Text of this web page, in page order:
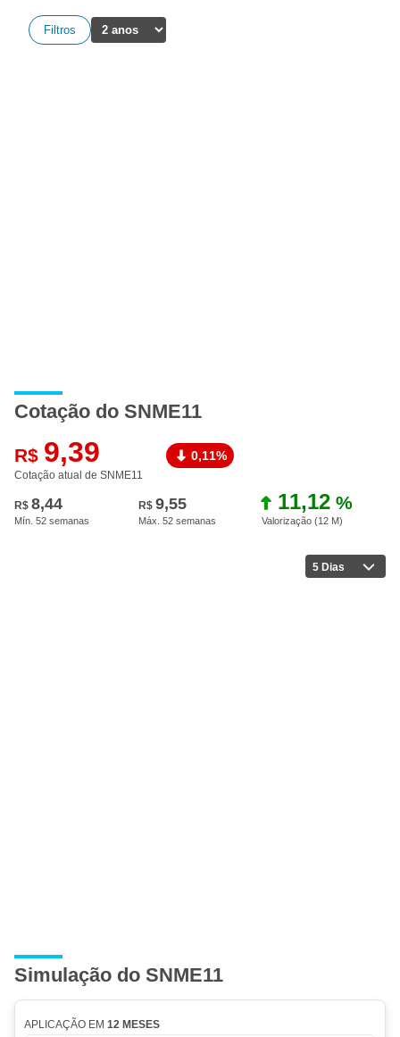
Filtros
Cotação do SNME11
R$ 9,39
Cotação atual de SNME11
0,11%
R$ 8,44
Mín. 52 semanas
R$ 9,55
Máx. 52 semanas
11,12 %
Valorização (12 M)
5 Dias
Simulação do SNME11
APLICAÇÃO EM 12 MESES